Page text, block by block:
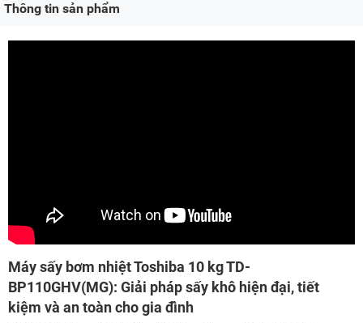
Thông tin sản phẩm
Máy sấy bơm nhiệt Toshiba 10 kg TD-
BP110GHV(MG): Giải pháp sấy khô hiện đại, tiết
kiệm và an toàn cho gia đình